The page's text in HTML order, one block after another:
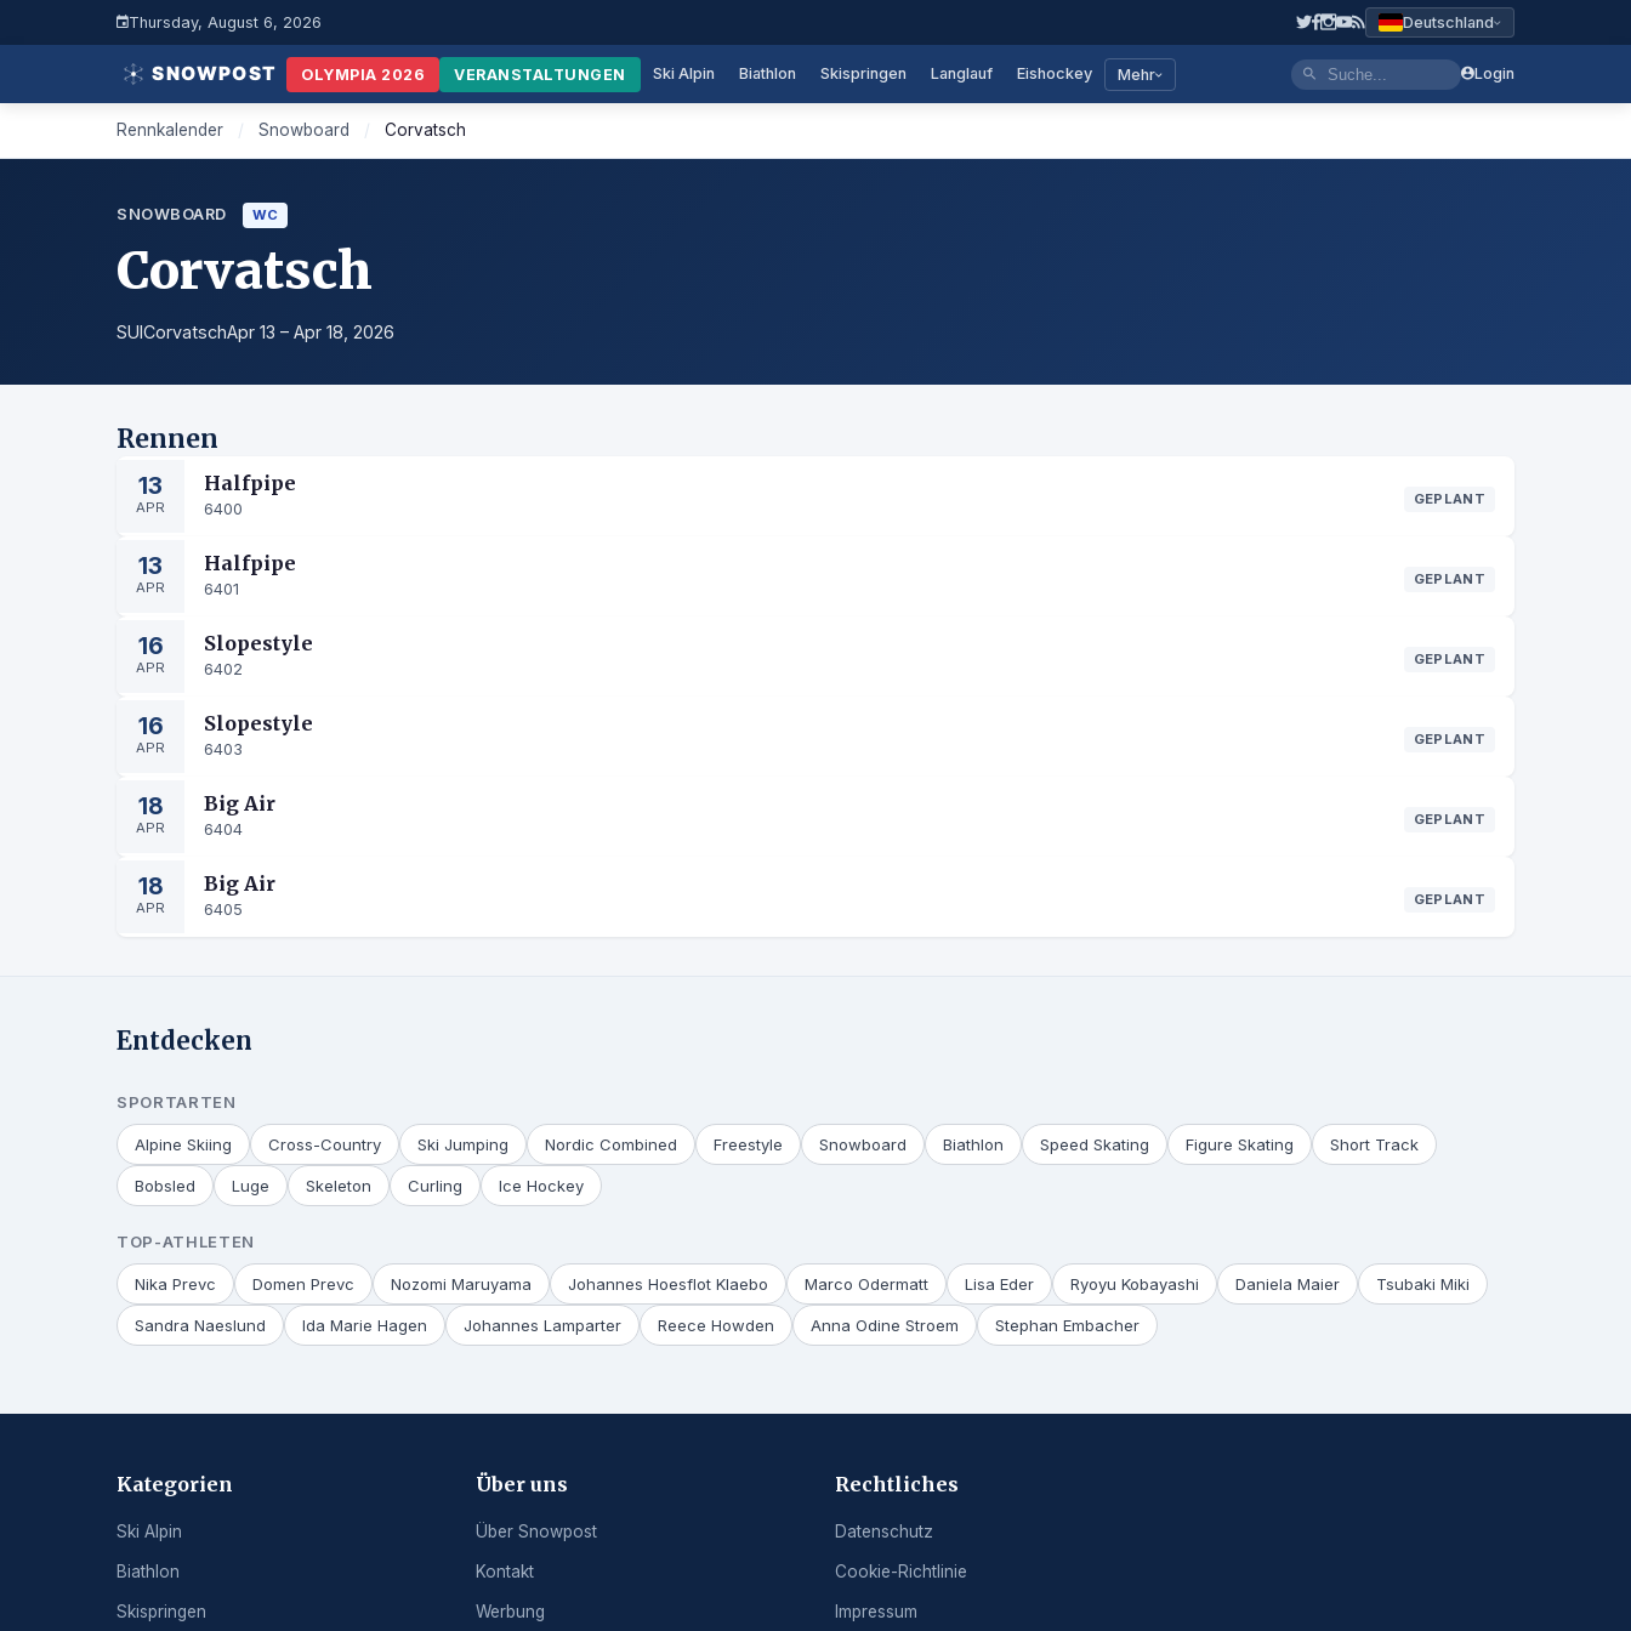
Thursday, August 6, 2026 Deutschland
OLYMPIA 2026 VERANSTALTUNGEN Ski Alpin Biathlon Skispringen Langlauf Eishockey Mehr Login
Rennkalender / Snowboard / Corvatsch
SNOWBOARD WC
Corvatsch
SUICorvatschApr 13 – Apr 18, 2026
Rennen
13
APR
Halfpipe
6400
GEPLANT
13
APR
Halfpipe
6401
GEPLANT
16
APR
Slopestyle
6402
GEPLANT
16
APR
Slopestyle
6403
GEPLANT
18
APR
Big Air
6404
GEPLANT
18
APR
Big Air
6405
GEPLANT
Entdecken
SPORTARTEN
Alpine Skiing Cross-Country Ski Jumping Nordic Combined Freestyle Snowboard Biathlon Speed Skating Figure Skating Short Track
Bobsled Luge Skeleton Curling Ice Hockey
TOP-ATHLETEN
Nika Prevc Domen Prevc Nozomi Maruyama Johannes Hoesflot Klaebo Marco Odermatt Lisa Eder Ryoyu Kobayashi Daniela Maier Tsubaki Miki
Sandra Naeslund Ida Marie Hagen Johannes Lamparter Reece Howden Anna Odine Stroem Stephan Embacher
Kategorien
Ski Alpin
Biathlon
Skispringen
Über uns
Über Snowpost
Kontakt
Werbung
Rechtliches
Datenschutz
Cookie-Richtlinie
Impressum